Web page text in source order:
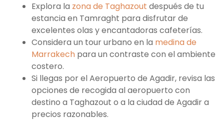
Explora la zona de Taghazout después de tu
estancia en Tamraght para disfrutar de
excelentes olas y encantadoras cafeterías.
Considera un tour urbano en la medina de
Marrakech para un contraste con el ambiente
costero.
Si llegas por el Aeropuerto de Agadir, revisa las
opciones de recogida al aeropuerto con
destino a Taghazout o a la ciudad de Agadir a
precios razonables.